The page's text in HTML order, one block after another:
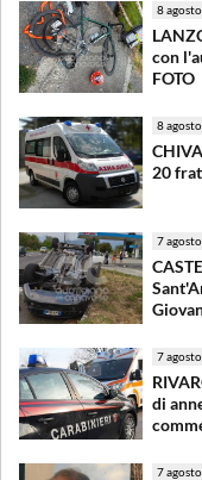
8
con
FOTO
8
20
7
7
di
7